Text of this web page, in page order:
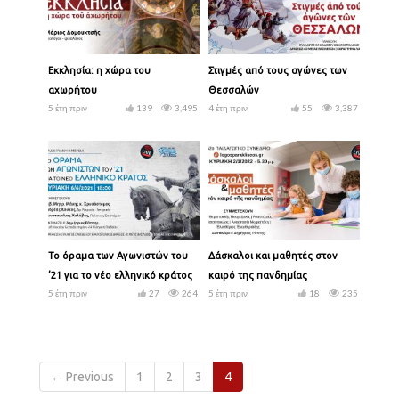
Εκκλησία: η χώρα του
αχωρήτου
5 έτη πριν
3,495
139
Στιγμές από τους αγώνες των
Θεσσαλών
4 έτη πριν
3,387
55
Το όραμα των Αγωνιστών του
’21 για το νέο ελληνικό κράτος
5 έτη πριν
264
27
Δάσκαλοι και μαθητές στον
καιρό της πανδημίας
5 έτη πριν
235
18
← Previous 1 2 3 4